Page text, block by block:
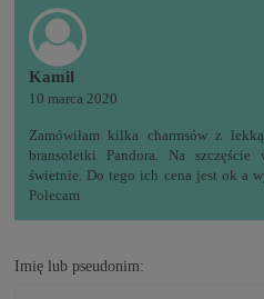
Kamil
10 marca 2020
Zamówiłam kilka charmsów z
bransoletki Pandora. Na
świetnie. Do tego ich cena jest ok a
Polecam
Imię lub pseudonim: